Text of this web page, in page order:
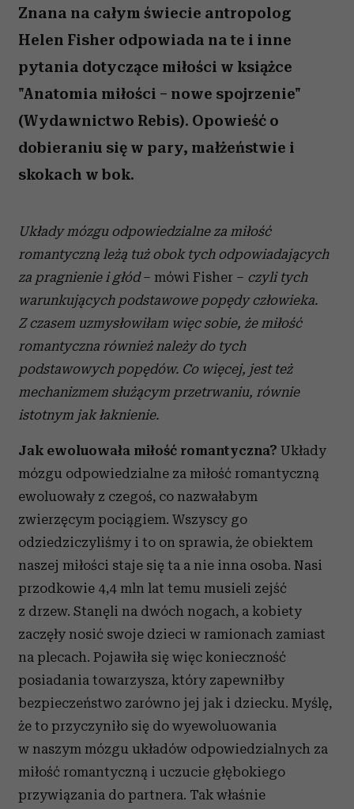
Znana na całym świecie antropolog
Helen Fisher odpowiada na te i inne
pytania dotyczące miłości w książce
"Anatomia miłości – nowe spojrzenie"
(Wydawnictwo Rebis). Opowieść o
dobieraniu się w pary, małżeństwie i
skokach w bok.
Układy mózgu odpowiedzialne za miłość
romantyczną leżą tuż obok tych odpowiadających
za pragnienie i głód– mówi Fisher – czyli tych
warunkujących podstawowe popędy człowieka.
Z czasem uzmysłowiłam więc sobie, że miłość
romantyczna również należy do tych
podstawowych popędów. Co więcej, jest też
mechanizmem służącym przetrwaniu, równie
istotnym jak łaknienie.
Jak ewoluowała miłość romantyczna? Układy
mózgu odpowiedzialne za miłość romantyczną
ewoluowały z czegoś, co nazwałabym
zwierzęcym pociągiem. Wszyscy go
odziedziczyliśmy i to on sprawia, że obiektem
naszej miłości staje się ta a nie inna osoba. Nasi
przodkowie 4,4 mln lat temu musieli zejść
z drzew. Stanęli na dwóch nogach, a kobiety
zaczęły nosić swoje dzieci w ramionach zamiast
na plecach. Pojawiła się więc konieczność
posiadania towarzysza, który zapewniłby
bezpieczeństwo zarówno jej jak i dziecku. Myślę,
że to przyczyniło się do wyewoluowania
w naszym mózgu układów odpowiedzialnych za
miłość romantyczną i uczucie głębokiego
przywiązania do partnera. Tak właśnie